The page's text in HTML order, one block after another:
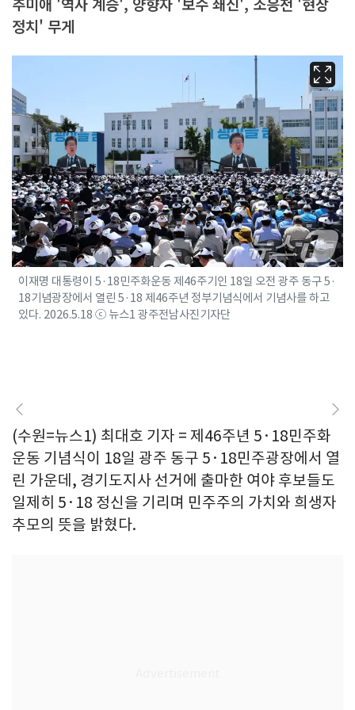
정치' 무게
이재명 대통령이 5·18민주화운동 제46주기인 18일 오전 광주 동구 5·
18기념광장에서 열린 5·18 제46주년 정부기념식에서 기념사를 하고
있다. 2026.5.18 ⓒ 뉴스1 광주전남사진기자단
(수원=뉴스1) 최대호 기자 = 제46주년 5·18민주화
운동 기념식이 18일 광주 동구 5·18민주광장에서 열
린 가운데, 경기도지사 선거에 출마한 여야 후보들도
일제히 5·18 정신을 기리며 민주주의 가치와 희생자
추모의 뜻을 밝혔다.